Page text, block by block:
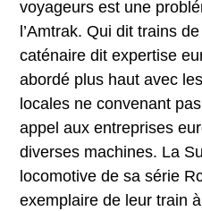
voyageurs est une
l’Amtrak. Qui dit trains
caténaire dit expertise
abordé plus haut avec
locales ne convenant
appel aux entreprises
diverses machines. La
locomotive de sa série
exemplaire de leur train